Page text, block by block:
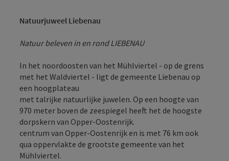
Natuurjuweel Liebenau
Natuur beleven in en rond LIEBENAU
In het noordoosten van het Mühlviertel - op de grens
met het Waldviertel - ligt de gemeente Liebenau op
een hoogplateau
met talrijke natuurlijke juwelen. Op een hoogte van
970 meter boven de zeespiegel heeft het de hoogste
dorpskern van Opper-Oostenrijk.
centrum van Opper-Oostenrijk en is met 76 km ook
qua oppervlakte de grootste gemeente van het
Mühlviertel.